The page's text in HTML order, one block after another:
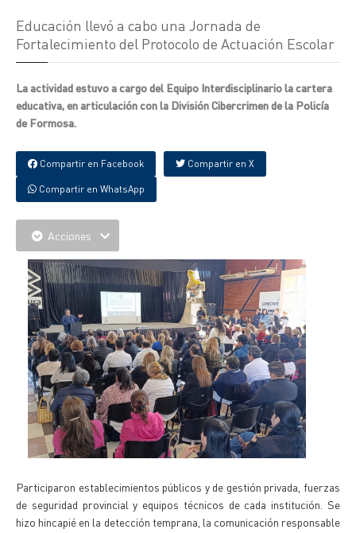
Educación llevó a cabo una Jornada de
Fortalecimiento del Protocolo de Actuación Escolar
La actividad estuvo a cargo del Equipo Interdisciplinario la cartera
educativa, en articulación con la División Cibercrimen de la Policía
de Formosa.
Compartir en Facebook Compartir en X
Compartir en WhatsApp
Acciones
Participaron establecimientos públicos y de gestión privada, fuerzas
de seguridad provincial y equipos técnicos de cada institución. Se
hizo hincapié en la detección temprana, la comunicación responsable